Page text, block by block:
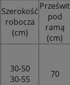
Szerokość
robocza
(cm)
Prześwit
pod
ramą
(cm)
30-50
30-55
70